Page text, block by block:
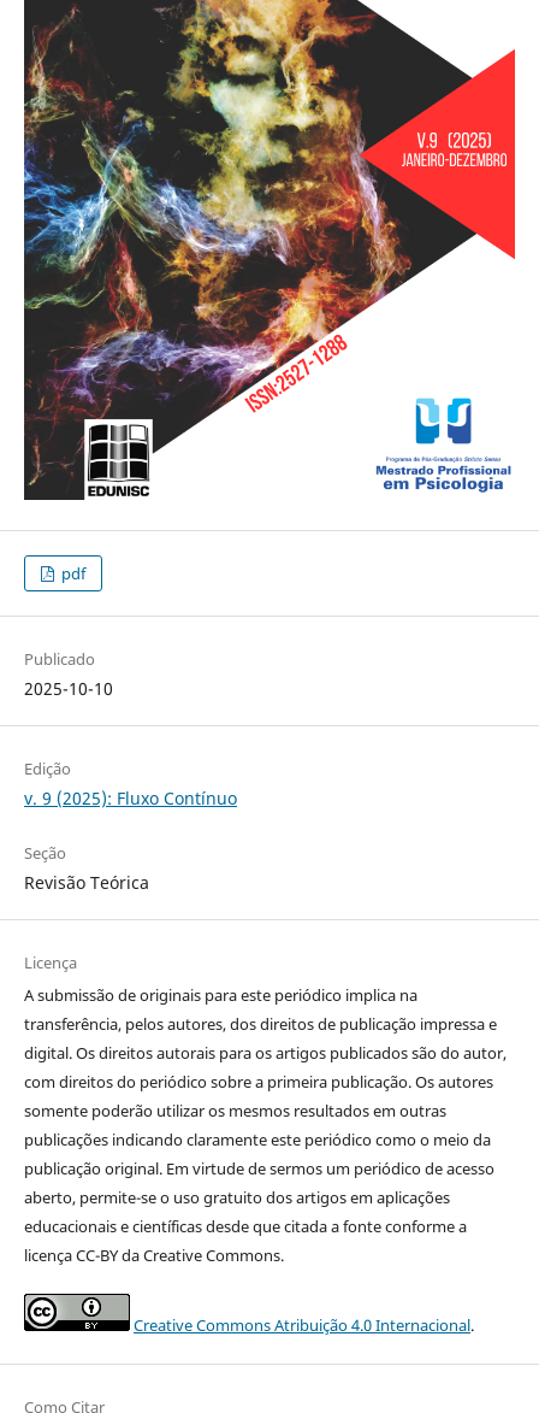
pdf
Publicado
2025-10-10
Edição
v. 9 (2025): Fluxo Contínuo
Seção
Revisão Teórica
Licença
A submissão de originais para este periódico implica na
transferência, pelos autores, dos direitos de publicação impressa e
digital. Os direitos autorais para os artigos publicados são do autor,
com direitos do periódico sobre a primeira publicação. Os autores
somente poderão utilizar os mesmos resultados em outras
publicações indicando claramente este periódico como o meio da
publicação original. Em virtude de sermos um periódico de acesso
aberto, permite-se o uso gratuito dos artigos em aplicações
educacionais e científicas desde que citada a fonte conforme a
licença CC-BY da Creative Commons.
Creative Commons Atribuição 4.0 Internacional.
Como Citar